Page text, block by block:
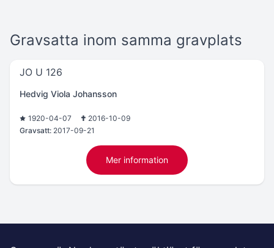
Gravsatta inom samma gravplats
JO U 126
Hedvig Viola Johansson
1920-04-07
2016-10-09
Gravsatt: 2017-09-21
Mer information